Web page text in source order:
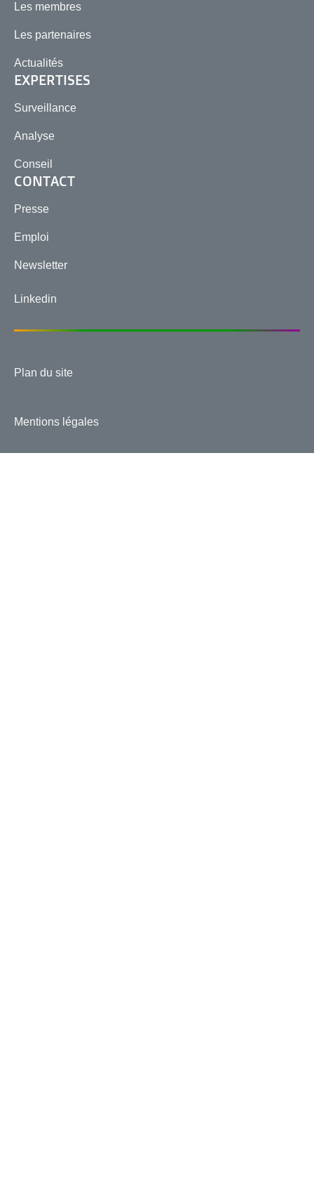
Les membres
Les partenaires
Actualités
EXPERTISES
Surveillance
Analyse
Conseil
CONTACT
Presse
Emploi
Newsletter
Linkedin
Plan du site
Mentions légales